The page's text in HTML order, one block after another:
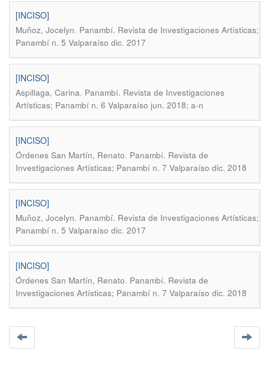
[INCISO]
Muñoz, Jocelyn. Panambí. Revista de Investigaciones Artísticas;
Panambí n. 5 Valparaíso dic. 2017
[INCISO]
Aspillaga, Carina. Panambí. Revista de Investigaciones
Artísticas; Panambí n. 6 Valparaíso jun. 2018; a-n
[INCISO]
Órdenes San Martín, Renato. Panambí. Revista de
Investigaciones Artísticas; Panambí n. 7 Valparaíso dic. 2018
[INCISO]
Muñoz, Jocelyn. Panambí. Revista de Investigaciones Artísticas;
Panambí n. 5 Valparaíso dic. 2017
[INCISO]
Órdenes San Martín, Renato. Panambí. Revista de
Investigaciones Artísticas; Panambí n. 7 Valparaíso dic. 2018